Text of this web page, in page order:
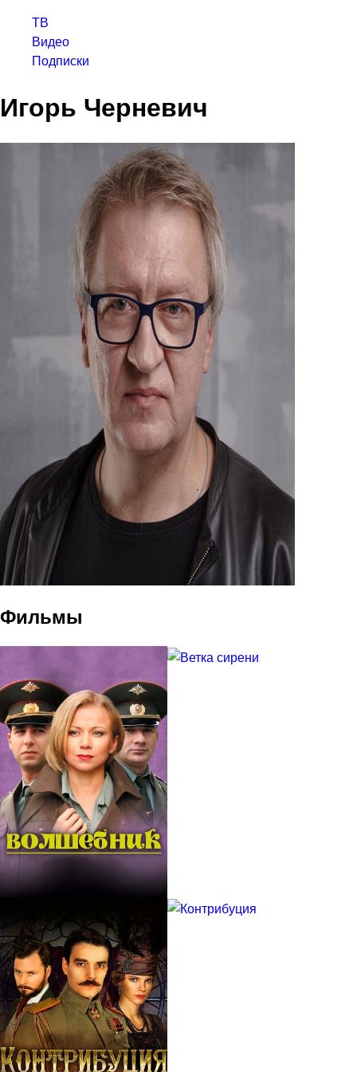
ТВ
Видео
Подписки
Игорь Черневич
Фильмы